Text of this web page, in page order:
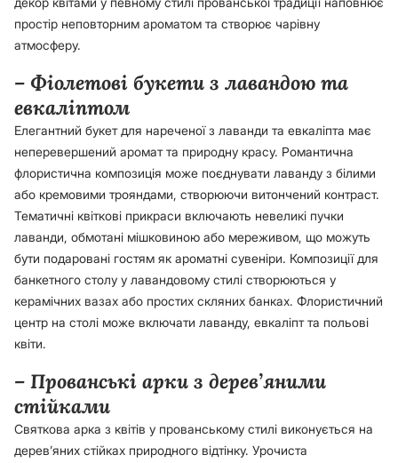
простір неповторним ароматом та створює чарівну
атмосферу.
– Фіолетові букети з лавандою та
евкаліптом
Елегантний букет для нареченої з лаванди та евкаліпта має
неперевершений аромат та природну красу. Романтична
флористична композиція може поєднувати лаванду з білими
або кремовими трояндами, створюючи витончений контраст.
Тематичні квіткові прикраси включають невеликі пучки
лаванди, обмотані мішковиною або мереживом, що можуть
бути подаровані гостям як ароматні сувеніри. Композиції для
банкетного столу у лавандовому стилі створюються у
керамічних вазах або простих скляних банках. Флористичний
центр на столі може включати лаванду, евкаліпт та польові
квіти.
– Прованські арки з дерев’яними
стійками
Святкова арка з квітів у прованському стилі виконується на
дерев’яних стійках природного відтінку. Урочиста